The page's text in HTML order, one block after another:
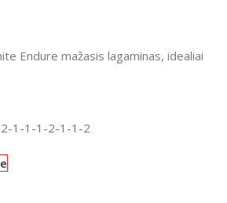
Endure mažasis lagaminas, idealiai
1-1-1-2-1-1-2